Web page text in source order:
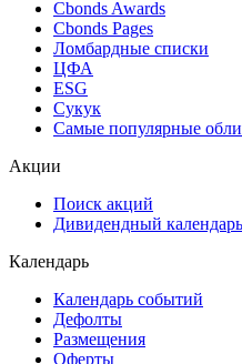
Cbonds Estimation
Cbonds Estimation Onshore
Cbonds Valuation
Рэнкинги инвест.
Cbonds Awards
Cbonds Pages
Ломбардные списки
ESG
Самые популярные
Дивидендный календарь
Календарь